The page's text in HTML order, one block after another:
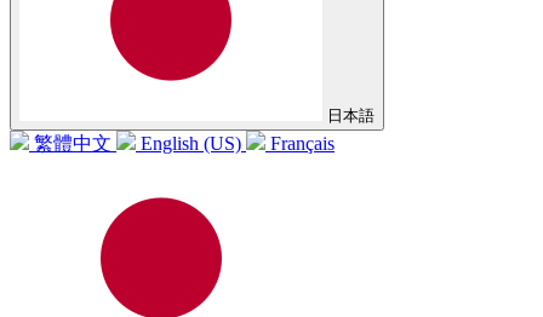
日本語
繁體中文 English (US) Français